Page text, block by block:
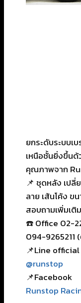
ยกระดับระบบเ
เหนือชั้นยิ่งขึ้น
คุณภาพจาก
📌 ชุดหลัง เปลี่
ลาย เส้นโค้ง ข
สอบถามเพิ่มเติม
☎️ Office 02-
094-9265211
📌Line
@runstop
📌Facebook
Runstop